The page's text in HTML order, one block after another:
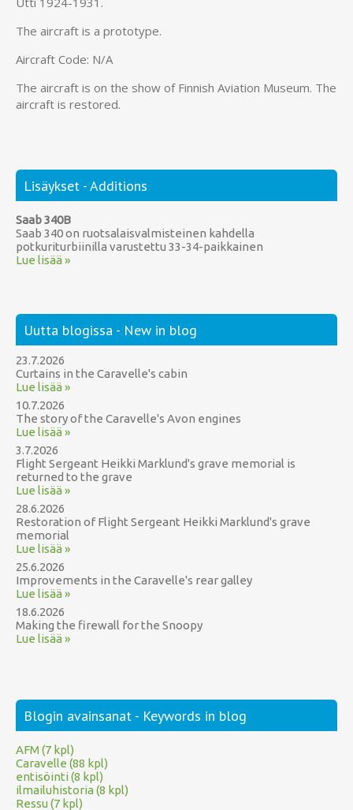
The aircraft is a prototype.
Aircraft Code: N/A
The aircraft is on the show of Finnish Aviation Museum. The
aircraft is restored.
Lisäykset - Additions
Saab 340B
Saab 340 on ruotsalaisvalmisteinen kahdella
potkuriturbiinilla varustettu 33-34-paikkainen
Lue lisää »
Uutta blogissa - New in blog
23.7.2026
Curtains in the Caravelle's cabin
Lue lisää »
10.7.2026
The story of the Caravelle's Avon engines
Lue lisää »
3.7.2026
Flight Sergeant Heikki Marklund's grave memorial is
returned to the grave
Lue lisää »
28.6.2026
Restoration of Flight Sergeant Heikki Marklund's grave
memorial
Lue lisää »
25.6.2026
Improvements in the Caravelle's rear galley
Lue lisää »
18.6.2026
Making the firewall for the Snoopy
Lue lisää »
Blogin avainsanat - Keywords in blog
AFM (7 kpl)
Caravelle (88 kpl)
entisöinti (8 kpl)
ilmailuhistoria (8 kpl)
Ressu (7 kpl)